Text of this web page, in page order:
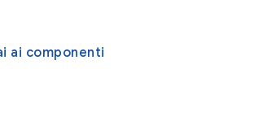
ai componenti